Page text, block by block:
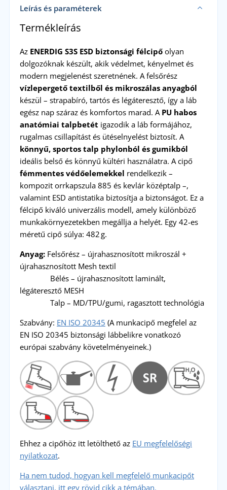
Leírás és paraméterek
Termékleírás
Az ENERDIG S3S ESD biztonsági félcipőolyan
dolgozóknak készült, akik védelmet, kényelmet és
modern megjelenést szeretnének. A felsőrész
vízlepergető textilből és mikroszálas anyagból
készül – strapabíró, tartós és légáteresztő, így a láb
egész nap száraz és komfortos marad. A PU habos
anatómiai talpbetét igazodik a láb formájához,
rugalmas csillapítást és ütéselnyelést biztosít. A
könnyű, sportos talp phylonból és gumikból
ideális belső és könnyű kültéri használatra. A cipő
fémmentes védőelemekkel rendelkezik –
kompozit orrkapszula 885 és kevlár középtalp –,
valamint ESD antistatika biztosítja a biztonságot. Ez a
félcipő kiváló univerzális modell, amely különböző
munkakörnyezetekben megállja a helyét. Egy 42-es
méretű cipő súlya: 482 g.
Anyag:Felsőrész – újrahasznosított mikroszál +
újrahasznosított Mesh textil
Bélés – újrahasznosított laminált,
légáteresztő MESH
Talp – MD/TPU/gumi, ragasztott technológia
Szabvány: EN ISO 20345 (A munkacipő megfelel az
EN ISO 20345 biztonsági lábbelikre vonatkozó
európai szabvány követelményeinek.)
Ehhez a cipőhöz itt letölthető az EU megfelelőségi
nyilatkozat.
Ha nem tudod, hogyan kell megfelelő munkacipőt
választani, itt egy rövid cikk a témában.